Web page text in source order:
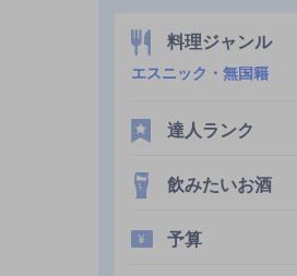
料理ジャンル
エスニック・無国籍
達人ランク
飲みたいお酒
予算